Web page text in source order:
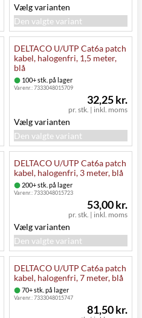
Vælg varianten
Den valgte variant
DELTACO U/UTP Cat6a patch
kabel, halogenfri, 1,5 meter,
blå
100+ stk. på lager
Varenr.:7333048015709
pr. stk. | inkl. moms
32,25 kr.
Vælg varianten
Den valgte variant
DELTACO U/UTP Cat6a patch
kabel, halogenfri, 3 meter, blå
200+ stk. på lager
Varenr.:7333048015723
pr. stk. | inkl. moms
53,00 kr.
Vælg varianten
Den valgte variant
DELTACO U/UTP Cat6a patch
kabel, halogenfri, 7 meter, blå
70+ stk. på lager
Varenr.:7333048015747
81,50 kr.